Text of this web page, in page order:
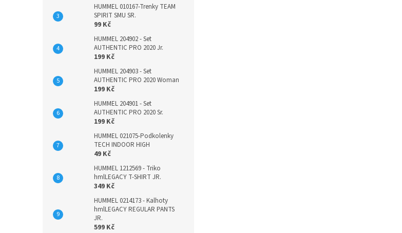
HUMMEL 010167-Trenky TEAM
SPIRIT SMU SR.
99 Kč
HUMMEL 204902 - Set
AUTHENTIC PRO 2020 Jr.
199 Kč
HUMMEL 204903 - Set
AUTHENTIC PRO 2020 Woman
199 Kč
HUMMEL 204901 - Set
AUTHENTIC PRO 2020 Sr.
199 Kč
HUMMEL 021075-Podkolenky
TECH INDOOR HIGH
49 Kč
HUMMEL 1212569 - Triko
hmlLEGACY T-SHIRT JR.
349 Kč
HUMMEL 0214173 - Kalhoty
hmlLEGACY REGULAR PANTS
JR.
599 Kč